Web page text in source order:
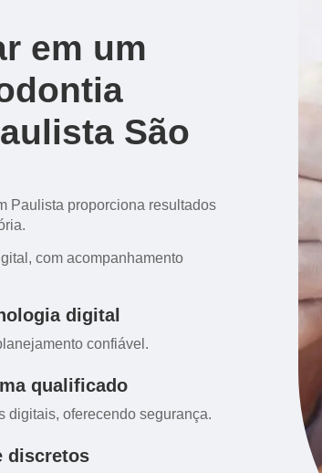
em um
São
Paulista proporciona resultados
com acompanhamento
digital
confiável.
qualificado
digitais, oferecendo segurança.
discretos